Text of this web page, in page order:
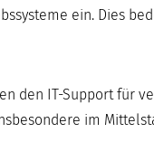
ein. Dies
den IT-Support für
im